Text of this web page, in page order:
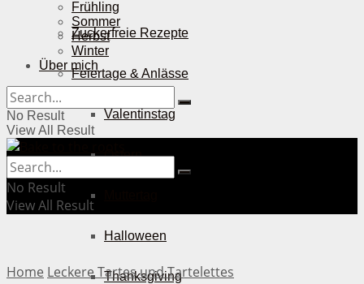
Zuckerfreie Rezepte
Feiertage & Anlässe
Valentinstag
Ostern
Halloween
Thanksgiving
Frühling
Sommer
Herbst
Winter
Über mich
No Result
View All Result
No Result
View All Result
Home Leckere Tartes und Tartelettes